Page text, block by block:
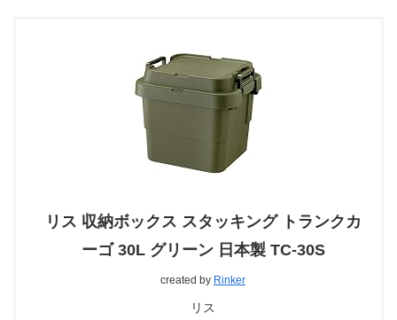
リス 収納ボックス スタッキング トランクカ
ーゴ 30L グリーン 日本製 TC-30S
created by Rinker
リス